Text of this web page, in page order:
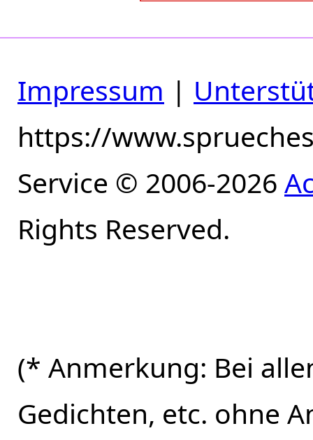
Impressum |
https://
Service © 2006-2026
Rights Reserved.
(* Anmerkung: Bei
Gedichten, etc. ohne